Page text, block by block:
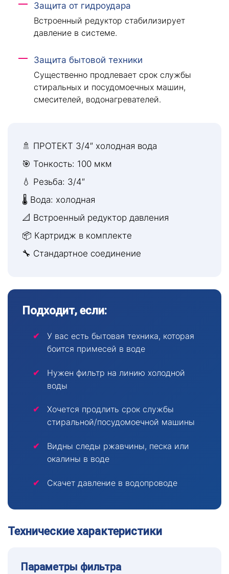
Защита от гидроудара
Встроенный редуктор стабилизирует
давление в системе.
Защита бытовой техники
Существенно продлевает срок службы
стиральных и посудомоечных машин,
смесителей, водонагревателей.
🚿 ПРОТЕКТ 3/4″ холодная вода
🎯 Тонкость: 100 мкм
💧 Резьба: 3/4″
🌡 Вода: холодная
📐 Встроенный редуктор давления
📦 Картридж в комплекте
🔧 Стандартное соединение
Подходит, если:
У вас есть бытовая техника, которая
боится примесей в воде
Нужен фильтр на линию холодной
воды
Хочется продлить срок службы
стиральной/посудомоечной машины
Видны следы ржавчины, песка или
окалины в воде
Скачет давление в водопроводе
Технические характеристики
Параметры фильтра